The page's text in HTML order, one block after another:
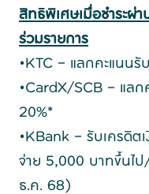
สิทธิพิเศษเมื่อชำระผ่
ร่วมรายการ
•KTC – แลกคะแนน
•CardX/SCB – แล
20%*
•KBank – รับเครดิ
จ่าย 5,000 บาทขึ้นไ
ธ.ค. 68)